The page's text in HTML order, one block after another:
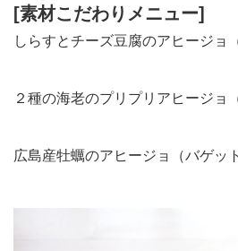
[素材こだわりメニュー]
しらすとチーズ豆腐のアヒージョ
２種の海老のプリプリアヒージョ
広島産牡蠣のアヒージョ（バゲッ